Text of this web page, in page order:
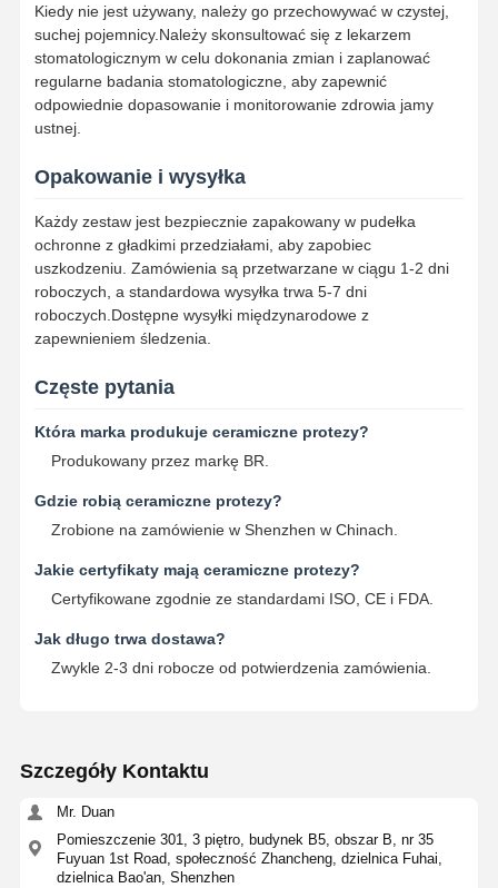
Rozwiązania dla implantów dentystycznych
Kiedy nie jest używany, należy go przechowywać w czystej,
suchej pojemnicy.Należy skonsultować się z lekarzem
stomatologicznym w celu dokonania zmian i zaplanować
regularne badania stomatologiczne, aby zapewnić
odpowiednie dopasowanie i monitorowanie zdrowia jamy
ustnej.
Opakowanie i wysyłka
Każdy zestaw jest bezpiecznie zapakowany w pudełka
ochronne z gładkimi przedziałami, aby zapobiec
uszkodzeniu. Zamówienia są przetwarzane w ciągu 1-2 dni
roboczych, a standardowa wysyłka trwa 5-7 dni
roboczych.Dostępne wysyłki międzynarodowe z
zapewnieniem śledzenia.
Częste pytania
Która marka produkuje ceramiczne protezy?
Produkowany przez markę BR.
Gdzie robią ceramiczne protezy?
Zrobione na zamówienie w Shenzhen w Chinach.
Jakie certyfikaty mają ceramiczne protezy?
Certyfikowane zgodnie ze standardami ISO, CE i FDA.
Jak długo trwa dostawa?
Zwykle 2-3 dni robocze od potwierdzenia zamówienia.
Szczegóły Kontaktu
Mr. Duan
Pomieszczenie 301, 3 piętro, budynek B5, obszar B, nr 35
Fuyuan 1st Road, społeczność Zhancheng, dzielnica Fuhai,
dzielnica Bao'an, Shenzhen